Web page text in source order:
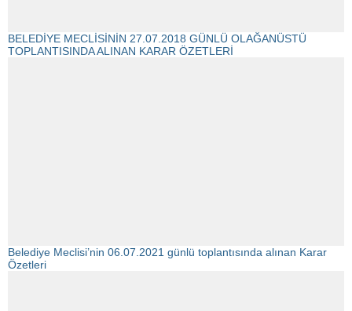
BELEDİYE MECLİSİNİN 27.07.2018 GÜNLÜ OLAĞANÜSTÜ
TOPLANTISINDA ALINAN KARAR ÖZETLERİ
Belediye Meclisi’nin 06.07.2021 günlü toplantısında alınan Karar
Özetleri